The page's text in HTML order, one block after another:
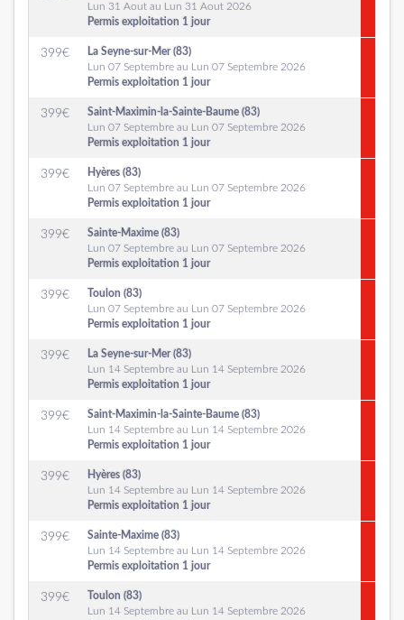
Lun 31 Aout au Lun 31 Aout 2026
Permis exploitation 1 jour
399€
La Seyne-sur-Mer (83)
Lun 07 Septembre au Lun 07 Septembre 2026
Permis exploitation 1 jour
399€
Saint-Maximin-la-Sainte-Baume (83)
Lun 07 Septembre au Lun 07 Septembre 2026
Permis exploitation 1 jour
399€
Hyères (83)
Lun 07 Septembre au Lun 07 Septembre 2026
Permis exploitation 1 jour
399€
Sainte-Maxime (83)
Lun 07 Septembre au Lun 07 Septembre 2026
Permis exploitation 1 jour
399€
Toulon (83)
Lun 07 Septembre au Lun 07 Septembre 2026
Permis exploitation 1 jour
399€
La Seyne-sur-Mer (83)
Lun 14 Septembre au Lun 14 Septembre 2026
Permis exploitation 1 jour
399€
Saint-Maximin-la-Sainte-Baume (83)
Lun 14 Septembre au Lun 14 Septembre 2026
Permis exploitation 1 jour
399€
Hyères (83)
Lun 14 Septembre au Lun 14 Septembre 2026
Permis exploitation 1 jour
399€
Sainte-Maxime (83)
Lun 14 Septembre au Lun 14 Septembre 2026
Permis exploitation 1 jour
399€
Toulon (83)
Lun 14 Septembre au Lun 14 Septembre 2026